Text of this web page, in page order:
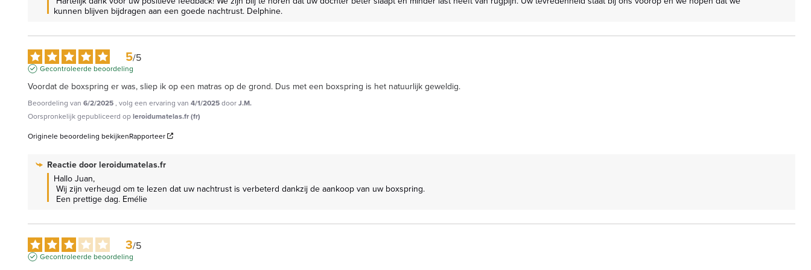
kunnen blijven bijdragen aan een goede nachtrust. Delphine.
5/5
Gecontroleerde beoordeling
Voordat de boxspring er was, sliep ik op een matras op de grond. Dus met een boxspring is het natuurlijk geweldig.
Beoordeling van 6/2/2025, volg een ervaring van 4/1/2025doorJ.M.
Oorspronkelijk gepubliceerd opleroidumatelas.fr (fr)
Originele beoordeling bekijkenRapporteer
Reactie door leroidumatelas.fr
Hallo Juan,
Een prettige dag. Emélie
3/5
Gecontroleerde beoordeling